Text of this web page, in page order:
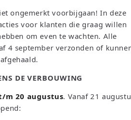
Card Games
Bordspellen Sale!
Nederland | EUR €
T
a
a
l
Nederlands Zoeken
ongemerkt voorbijgaan! In deze
voor klanten die graag willen
om even te wachten. Alle
4 september verzonden of
DE VERBOUWING
m 20 augustus. Vanaf 21